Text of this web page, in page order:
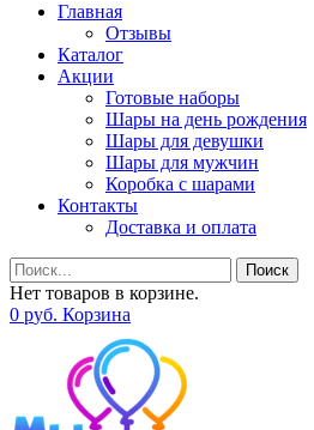
Главная
Отзывы
Каталог
Акции
Готовые наборы
Шары на день рождения
Шары для девушки
Шары для мужчин
Коробка с шарами
Контакты
Доставка и оплата
Поиск
Нет товаров в корзине.
0 руб. Корзина